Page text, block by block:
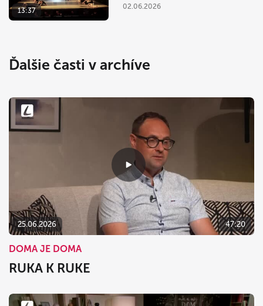
13:37
02.06.2026
Ďalšie časti v archíve
25.06.2026 47:20
DOMA JE DOMA
RUKA K RUKE